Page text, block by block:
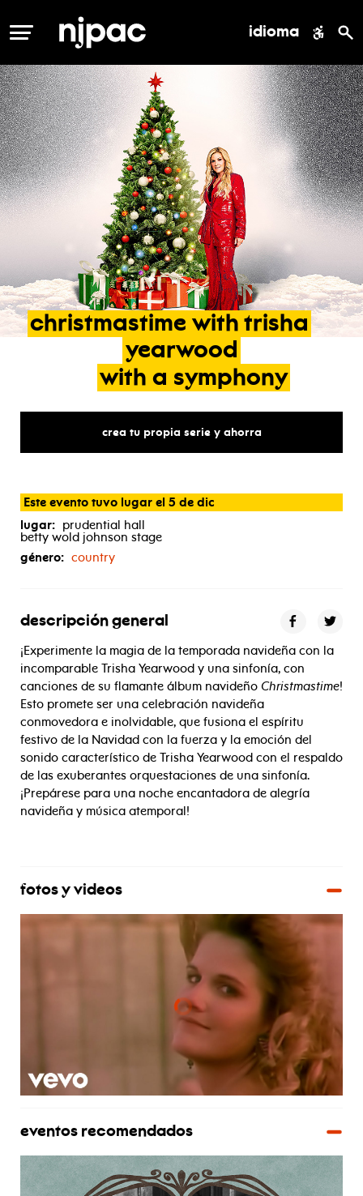
MENÚ idioma
christmastime with trisha
yearwood
with a symphony
crea tu propia serie y ahorra
Este evento tuvo lugar el 5 de dic
lugar: prudential hall
betty wold johnson stage
género: country
descripción general
¡Experimente la magia de la temporada navideña con la
incomparable Trisha Yearwood y una sinfonía, con
canciones de su flamante álbum navideño Christmastime!
Esto promete ser una celebración navideña
conmovedora e inolvidable, que fusiona el espíritu
festivo de la Navidad con la fuerza y la emoción del
sonido característico de Trisha Yearwood con el respaldo
de las exuberantes orquestaciones de una sinfonía.
¡Prepárese para una noche encantadora de alegría
navideña y música atemporal!
fotos y videos
eventos recomendados